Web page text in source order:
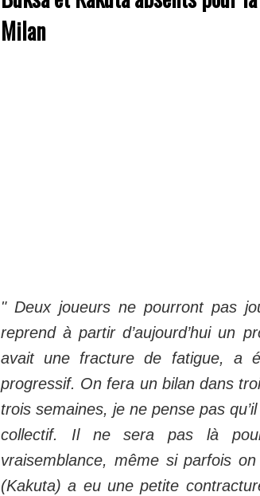
Milan
" Deux joueurs ne pourront pas
reprend à partir d’aujourd’hui un
avait une fracture de fatigue, a
progressif. On fera un bilan dans
trois semaines, je ne pense pas
collectif. Il ne sera pas là
vraisemblance, même si parfois
(Kakuta) a eu une petite